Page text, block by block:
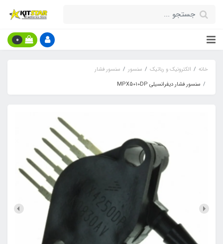
0
خانه الکترونیک و رباتیک سنسور
سنسور فشار
سنسور فشار ديفرانسيلي MPX5010DP